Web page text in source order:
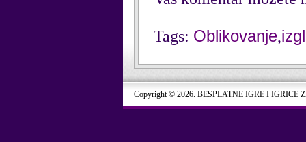
Tags: Oblikovanje,
Copyright © 2026. BESPLATNE IGRE I IGRICE